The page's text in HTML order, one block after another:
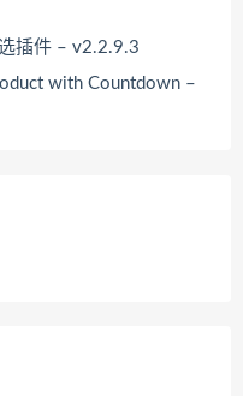
插件 – v2.2.9.3
with Countdown –